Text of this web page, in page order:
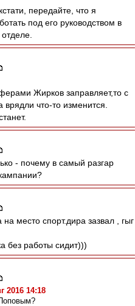
передайте, что я
под его руководством в
Жирков заправляет,то с
что-то изменится.
- почему в самый разгар
место спорт.дира зазвал , гыг
без работы сидит)))
2016 14:18